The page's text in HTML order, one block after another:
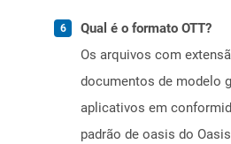
Qual é o formato OTT?
Os arquivos com
documentos de modelo
aplicativos em
padrão de oasis do